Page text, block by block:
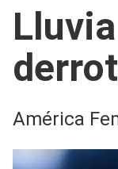
América